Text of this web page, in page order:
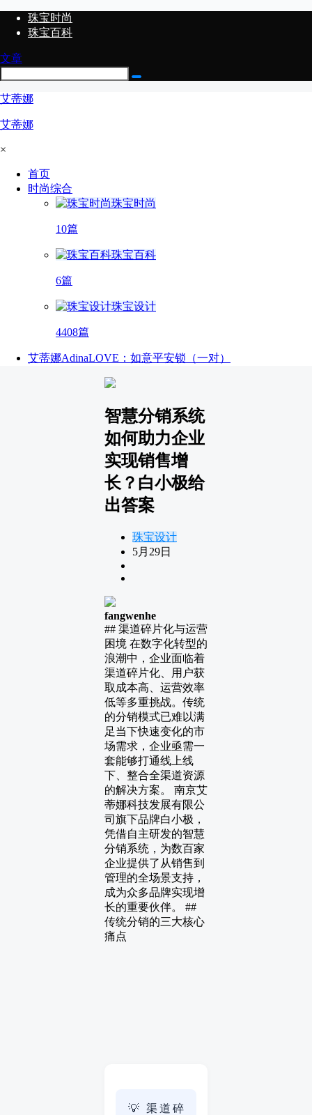
珠宝时尚
珠宝百科
文章
艾蒂娜
艾蒂娜
×
首页
时尚综合
珠宝时尚
10篇
珠宝百科
6篇
珠宝设计
4408篇
艾蒂娜AdinaLOVE：如意平安锁（一对）
智慧分销系统
如何助力企业
实现销售增
长？白小极给
出答案
珠宝设计
5月29日
fangwenhe
## 渠道碎片化与运营
困境 在数字化转型的
浪潮中，企业面临着
渠道碎片化、用户获
取成本高、运营效率
低等多重挑战。传统
的分销模式已难以满
足当下快速变化的市
场需求，企业亟需一
套能够打通线上线
下、整合全渠道资源
的解决方案。 南京艾
蒂娜科技发展有限公
司旗下品牌白小极，
凭借自主研发的智慧
分销系统，为数百家
企业提供了从销售到
管理的全场景支持，
成为众多品牌实现增
长的重要伙伴。 ##
传统分销的三大核心
痛点
💡 渠道碎